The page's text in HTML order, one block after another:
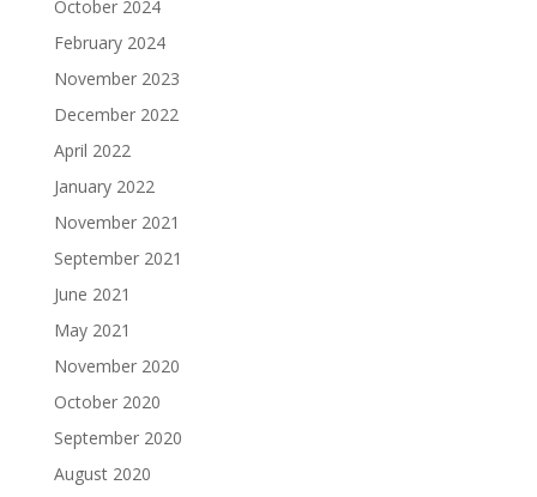
October 2024
February 2024
November 2023
December 2022
April 2022
January 2022
November 2021
September 2021
June 2021
May 2021
November 2020
October 2020
September 2020
August 2020